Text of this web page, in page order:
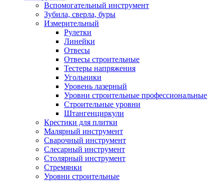
Вспомогательный инструмент
Зубила, сверла, буры
Измерительный
Рулетки
Линейки
Отвесы
Отвесы строительные
Тестеры напряжения
Угольники
Уровень лазерный
Уровни строительные профессиональные
Строительные уровни
Штангенциркули
Крестики для плитки
Малярный инструмент
Сварочный инструмент
Слесарный инструмент
Столярный инструмент
Стремянки
Уровни строительные